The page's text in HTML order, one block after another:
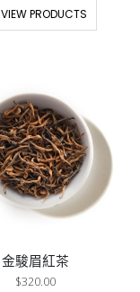
VIEW PRODUCTS
金駿眉紅茶
$320.00